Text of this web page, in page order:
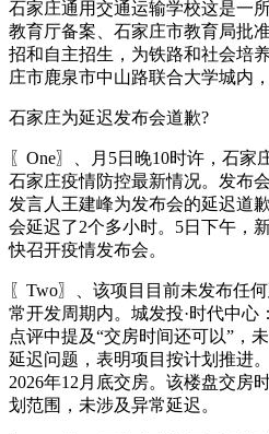
石家庄通用交通运输学校这是一
教育厅备案、石家庄市教育局批
招和自主招生，为铁路和社会培
庄市鹿泉市中山路联合大学城内
石家庄为延迟发布会道歉?
〖One〗、月5日晚10时许，石
石家庄疫情防控最新情况。发布
发言人王建峰为发布会的延迟道
会延迟了2个多小时。5日下午，
快召开疫情发布会。
〖Two〗、该项目目前未发布任
常开发周期内。城发投·时代中心
点评中提及“交房时间还可以”，
延迟问题，表明项目按计划推进
2026年12月底交房。该楼盘交房
划范围，未涉及异常延迟。